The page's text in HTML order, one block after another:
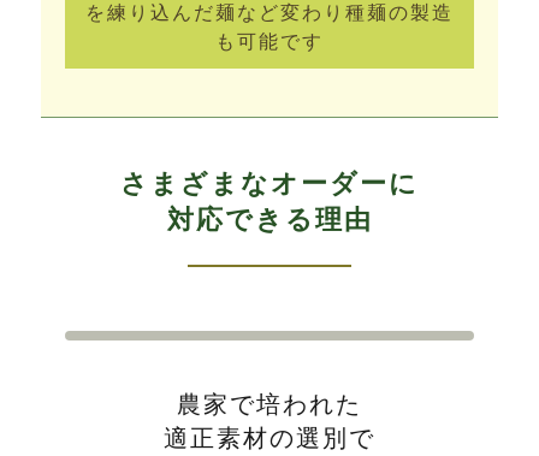
を練り込んだ麺など変わり種麺の製造
も可能です
さまざまなオーダーに
対応できる理由
農家で培われた
適正素材の選別で